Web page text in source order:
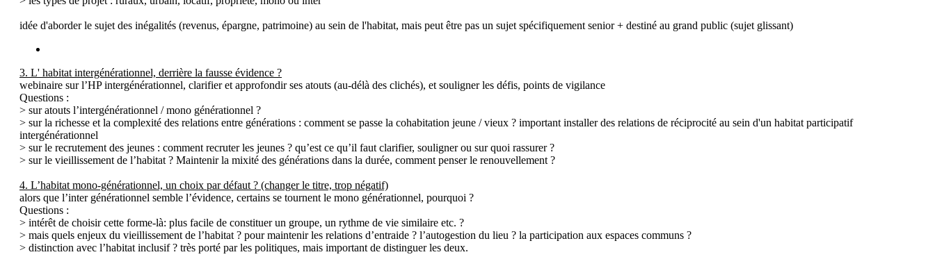
idée d'aborder le sujet des inégalités (revenus, épargne, patrimoine) au sein de l'habitat, mais peut être pas un sujet spécifiquement senior + destiné au grand public (sujet glissant)
3. L' habitat intergénérationnel, derrière la fausse évidence ?
webinaire sur l’HP intergénérationnel, clarifier et approfondir ses atouts (au-délà des clichés), et souligner les défis, points de vigilance
Questions :
> sur atouts l’intergénérationnel / mono générationnel ?
> sur la richesse et la complexité des relations entre générations : comment se passe la cohabitation jeune / vieux ? important installer des relations de réciprocité au sein d'un habitat participatif
intergénérationnel
> sur le recrutement des jeunes : comment recruter les jeunes ? qu’est ce qu’il faut clarifier, souligner ou sur quoi rassurer ?
> sur le vieillissement de l’habitat ? Maintenir la mixité des générations dans la durée, comment penser le renouvellement ?
4. L’habitat mono-générationnel, un choix par défaut ? (changer le titre, trop négatif)
alors que l’inter générationnel semble l’évidence, certains se tournent le mono générationnel, pourquoi ?
Questions :
> intérêt de choisir cette forme-là: plus facile de constituer un groupe, un rythme de vie similaire etc. ?
> mais quels enjeux du vieillissement de l’habitat ? pour maintenir les relations d’entraide ? l’autogestion du lieu ? la participation aux espaces communs ?
> distinction avec l’habitat inclusif ? très porté par les politiques, mais important de distinguer les deux.